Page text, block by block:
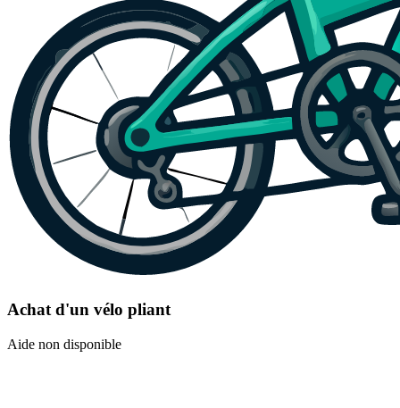
Achat d'un vélo pliant
Aide non disponible